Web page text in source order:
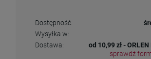
Dostępność:
Wysyłka w:
Dostawa:
od 10,99 zł-
Cena nie zawiera ewentualnych kosztów
sprawdź